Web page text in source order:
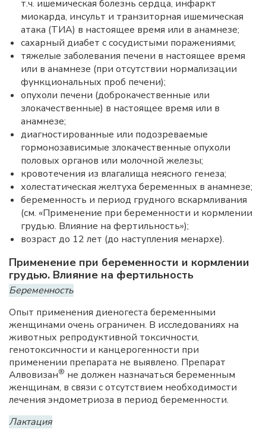
т.ч. ишемическая болезнь сердца, инфаркт
миокарда, инсульт и транзиторная ишемическая
атака (ТИА) в настоящее время или в анамнезе;
сахарный диабет с сосудистыми поражениями;
тяжелые заболевания печени в настоящее время
или в анамнезе (при отсутствии нормализации
функциональных проб печени);
опухоли печени (доброкачественные или
злокачественные) в настоящее время или в
анамнезе;
диагностированные или подозреваемые
гормонозависимые злокачественные опухоли
половых органов или молочной железы;
кровотечения из влагалища неясного генеза;
холестатическая желтуха беременных в анамнезе;
беременность и период грудного вскармливания
(см. «Применение при беременности и кормлении
грудью. Влияние на фертильность»);
возраст до 12 лет (до наступления менархе).
Применение при беременности и кормлении
грудью. Влияние на фертильность
Беременность
Опыт применения диеногеста беременными
женщинами очень ограничен. В исследованиях на
животных репродуктивной токсичности,
генотоксичности и канцерогенности при
применении препарата не выявлено. Препарат
Алвовизан® не должен назначаться беременным
женщинам, в связи с отсутствием необходимости
лечения эндометриоза в период беременности.
Лактация